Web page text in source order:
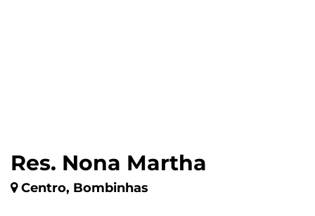
Res. Nona Martha
Centro, Bombinhas